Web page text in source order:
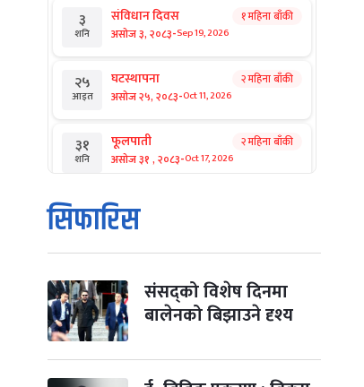
३
शनि
संविधान दिवस
असोज ३, २०८३-Sep 19, 2026
१ महिना बाँकी
२५
आइत
घटस्थापना
असोज २५, २०८३-Oct 11, 2026
२ महिना बाँकी
३१
शनि
फूलपाती
असोज ३१ , २०८३-Oct 17, 2026
२ महिना बाँकी
१
आइत
कार्तिक सङ्क्रान्ति
कार्तिक १, २०८३
मंगल कार्तिक ३, २०८३-Oct 20, 2026
४ विजयादशमी
कार्तिक ४, २०८३
सिफारिस
संसद्को विशेष दिनमा
बालेनको बिझाउने दृश्य